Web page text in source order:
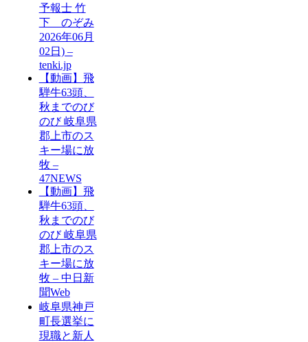
予報士 竹
下 のぞみ
2026年06月
02日) –
tenki.jp
【動画】飛
騨牛63頭、
秋までのび
のび 岐阜県
郡上市のス
キー場に放
牧 –
47NEWS
【動画】飛
騨牛63頭、
秋までのび
のび 岐阜県
郡上市のス
キー場に放
牧 – 中日新
聞Web
岐阜県神戸
町長選挙に
現職と新人